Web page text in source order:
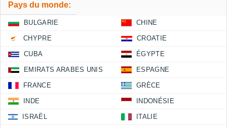
Pays du monde:
BULGARIE CHINE
CHYPRE CROATIE
CUBA ÉGYPTE
EMIRATS ARABES UNIS ESPAGNE
FRANCE GRÈCE
INDE INDONÉSIE
ISRAËL ITALIE